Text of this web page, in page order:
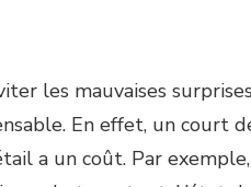
les mauvaises
En effet, un court
a un coût. Par